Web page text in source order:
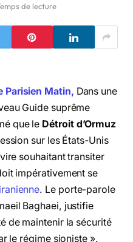
de lecture
Parisien Matin, Dans une
Guide suprême
que le Détroit d’Ormuz
sur les États-Unis
souhaitant transiter
impérativement se
iranienne. Le porte-parole
Baghaei, justifie
de maintenir la sécurité
le régime sioniste ».